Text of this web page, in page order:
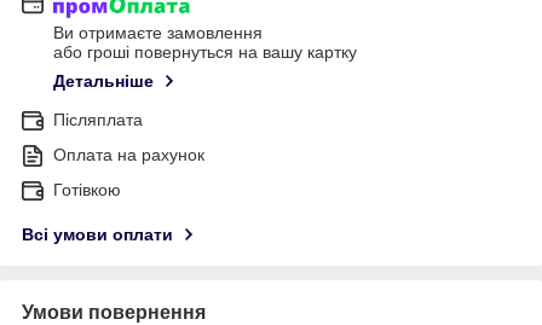
Ви отримаєте замовлення
або гроші повернуться на вашу картку
Детальніше
Післяплата
Оплата на рахунок
Готівкою
Всі умови оплати
Умови повернення